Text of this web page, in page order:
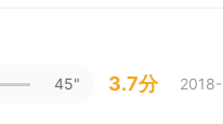
45" 3.7分